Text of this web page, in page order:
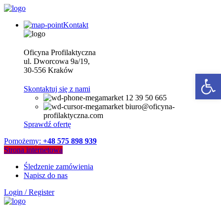
Kontakt
Oficyna Profilaktyczna
ul. Dworcowa 9a/19,
30-556 Kraków
Skontaktuj się z nami
12 39 50 665
biuro@oficyna-
profilaktyczna.com
Sprawdź ofertę
Pomożemy: +48 575 898 939
Strona internetowa
Śledzenie zamówienia
Napisz do nas
Login / Register